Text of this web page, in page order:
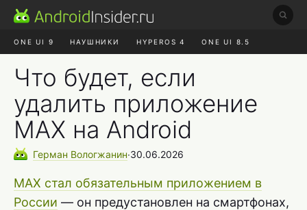
ONE UI 9 НАУШНИКИ HYPEROS 4 ONE UI 8.5
ROBLOX ЧАТ
Что будет, если
удалить приложение
MAX на Android
Герман Вологжанин∙30.06.2026
MAX стал обязательным приложением в
России — он предустановлен на смартфонах,